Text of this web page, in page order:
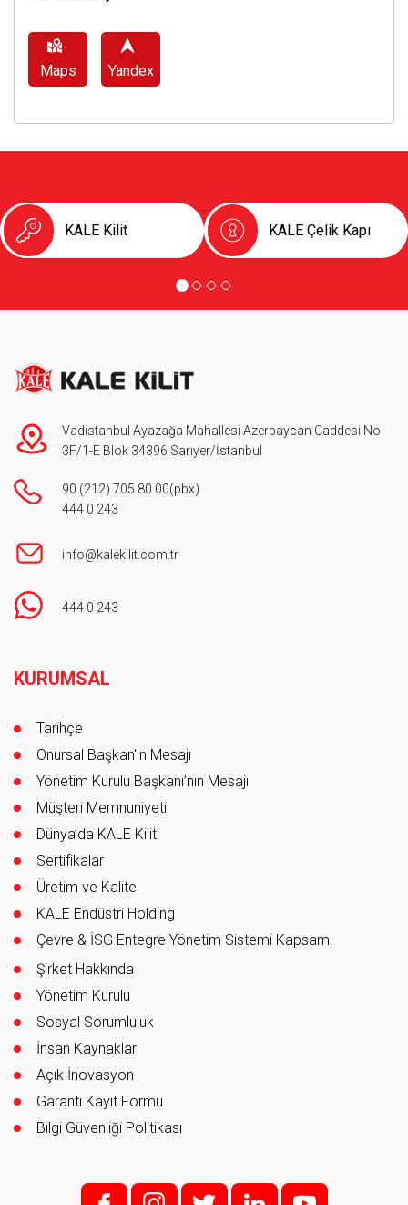
KALE Kilit KALE Çelik Kapı
Vadistanbul Ayazağa Mahallesi Azerbaycan Caddesi No
3F/1-E Blok 34396 Sarıyer/İstanbul
90 (212) 705 80 00
Footer
Tarihçe
Onursal Başkan'ın Mesajı
Yönetim Kurulu Başkanı’nın Mesajı
Müşteri Memnuniyeti
Dünya’da KALE Kilit
Sertifikalar
Üretim ve Kalite
KALE Endüstri Holding
Çevre & İSG Entegre Yönetim Sistemi Kapsamı
Şirket Hakkında
Yönetim Kurulu
Sosyal Sorumluluk
İnsan Kaynakları
Açık İnovasyon
Garanti Kayıt Formu